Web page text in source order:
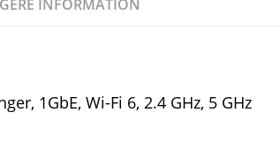
INFORMATION
1GbE, Wi-Fi 6, 2.4 GHz, 5 GHz